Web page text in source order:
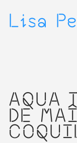
Lisa
▷
AQUA
DE